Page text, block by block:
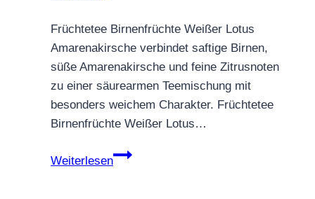
Früchtetee Birnenfrüchte Weißer Lotus
Amarenakirsche verbindet saftige Birnen,
süße Amarenakirsche und feine Zitrusnoten
zu einer säurearmen Teemischung mit
besonders weichem Charakter. Früchtetee
Birnenfrüchte Weißer Lotus…
Weiterlesen
Früchtetee